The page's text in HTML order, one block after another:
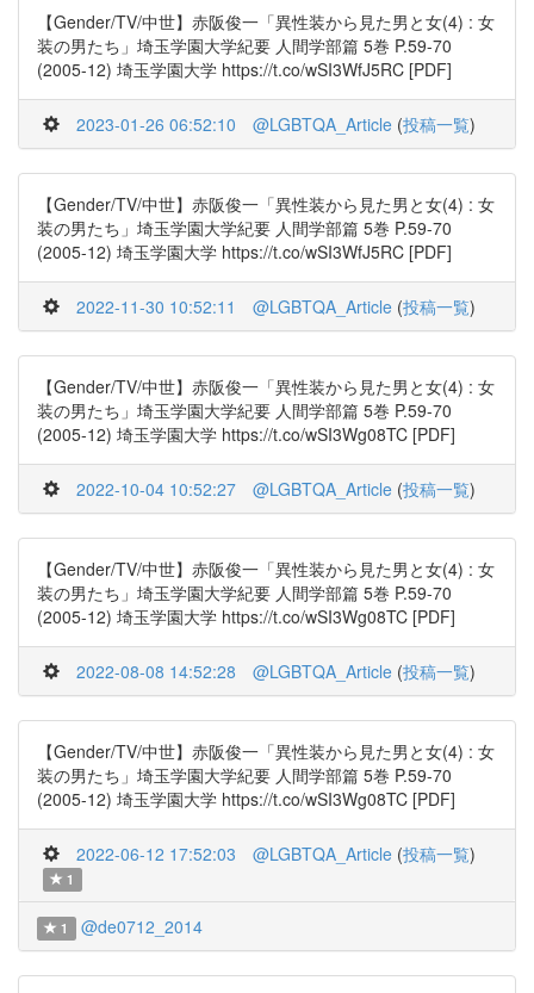
【Gender/TV/中世】赤阪俊一「異性装から見た男と女(4) : 女
装の男たち」埼玉学園大学紀要 人間学部篇 5巻 P.59-70
(2005-12) 埼玉学園大学 https://t.co/wSI3WfJ5RC [PDF]
2023-01-26 06:52:10 @LGBTQA_Article (投稿一覧)
【Gender/TV/中世】赤阪俊一「異性装から見た男と女(4) : 女
装の男たち」埼玉学園大学紀要 人間学部篇 5巻 P.59-70
(2005-12) 埼玉学園大学 https://t.co/wSI3WfJ5RC [PDF]
2022-11-30 10:52:11 @LGBTQA_Article (投稿一覧)
【Gender/TV/中世】赤阪俊一「異性装から見た男と女(4) : 女
装の男たち」埼玉学園大学紀要 人間学部篇 5巻 P.59-70
(2005-12) 埼玉学園大学 https://t.co/wSI3Wg08TC [PDF]
2022-10-04 10:52:27 @LGBTQA_Article (投稿一覧)
【Gender/TV/中世】赤阪俊一「異性装から見た男と女(4) : 女
装の男たち」埼玉学園大学紀要 人間学部篇 5巻 P.59-70
(2005-12) 埼玉学園大学 https://t.co/wSI3Wg08TC [PDF]
2022-08-08 14:52:28 @LGBTQA_Article (投稿一覧)
【Gender/TV/中世】赤阪俊一「異性装から見た男と女(4) : 女
装の男たち」埼玉学園大学紀要 人間学部篇 5巻 P.59-70
(2005-12) 埼玉学園大学 https://t.co/wSI3Wg08TC [PDF]
2022-06-12 17:52:03 @LGBTQA_Article (投稿一覧)
1
1 @de0712_2014